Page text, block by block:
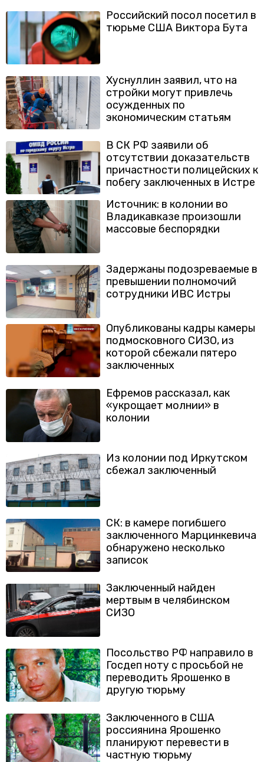
Российский посол посетил в
тюрьме США Виктора Бута
Хуснуллин заявил, что на
стройки могут привлечь
осужденных по
экономическим статьям
В СК РФ заявили об
отсутствии доказательств
причастности полицейских к
побегу заключенных в Истре
Источник: в колонии во
Владикавказе произошли
массовые беспорядки
Задержаны подозреваемые в
превышении полномочий
сотрудники ИВС Истры
Опубликованы кадры камеры
подмосковного СИЗО, из
которой сбежали пятеро
заключенных
Ефремов рассказал, как
«укрощает молнии» в
колонии
Из колонии под Иркутском
сбежал заключенный
СК: в камере погибшего
заключенного Марцинкевича
обнаружено несколько
записок
Заключенный найден
мертвым в челябинском
СИЗО
Посольство РФ направило в
Госдеп ноту с просьбой не
переводить Ярошенко в
другую тюрьму
Заключенного в США
россиянина Ярошенко
планируют перевести в
частную тюрьму